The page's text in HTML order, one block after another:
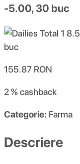
-5.00, 30 buc
155.87 RON
2 %cashback
Categorie: Farma
Descriere